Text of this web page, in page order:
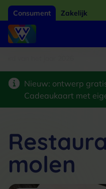
Consument Zakelijk
Nieuw: ontwerp
Cadeaukaart met
molen